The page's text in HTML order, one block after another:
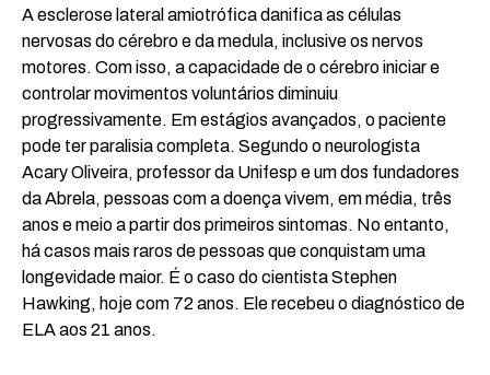
A esclerose lateral amiotrófica danifica as células
nervosas do cérebro e da medula, inclusive os nervos
motores. Com isso, a capacidade de o cérebro iniciar e
controlar movimentos voluntários diminuiu
progressivamente. Em estágios avançados, o paciente
pode ter paralisia completa. Segundo o neurologista
Acary Oliveira, professor da Unifesp e um dos fundadores
da Abrela, pessoas com a doença vivem, em média, três
anos e meio a partir dos primeiros sintomas. No entanto,
há casos mais raros de pessoas que conquistam uma
longevidade maior. É o caso do cientista Stephen
Hawking, hoje com 72 anos. Ele recebeu o diagnóstico de
ELA aos 21 anos.